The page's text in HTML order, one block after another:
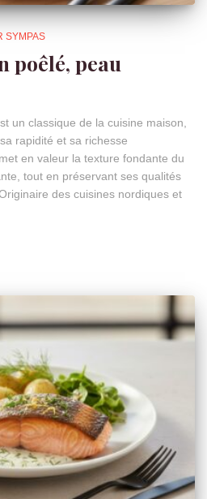
SYMPAS
poêlé, peau
un classique de la cuisine maison,
rapidité et sa richesse
en valeur la texture fondante du
tout en préservant ses qualités
des cuisines nordiques et